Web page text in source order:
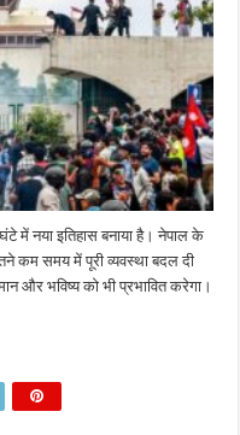
घंटे
में
हिला
दी
नेपाल
की
सत्ता,
काठमांडू
में
लौट
रही
शांति,
ये
शहर
अभी
भी
धधक
में नया इतिहास बनाया है। नेपाल के
कम समय में पूरी व्यवस्था बदल दी
और भविष्य को भी प्रभावित करेगा।